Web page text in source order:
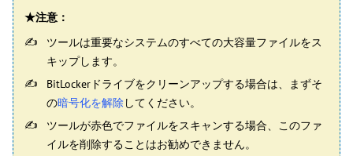
★注意：
ツールは重要なシステムのすべての大容量ファイルをス
キップします。
BitLockerドライブをクリーンアップする場合は、まずそ
の暗号化を解除 してください。
ツールが赤色でファイルをスキャンする場合、このファ
イルを削除することはお勧めできません。